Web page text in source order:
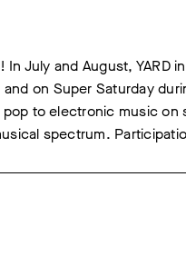
In July and August,
on Super Saturday
pop to electronic music
spectrum.